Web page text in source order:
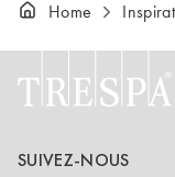
Home
SUIVEZ-NOUS